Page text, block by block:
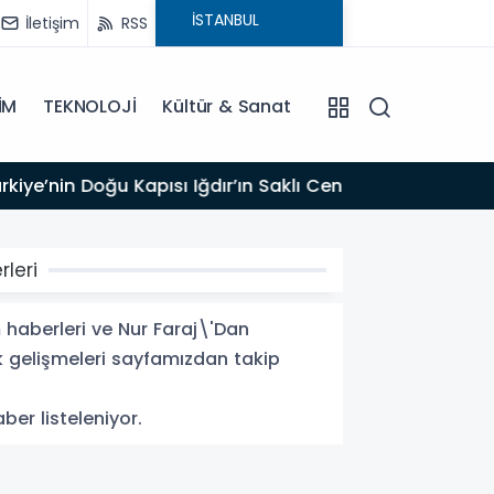
İletişim RSS
TEKNOLOJİ Kültür & Sanat
ve Nur Faraj\'Dan
sayfamızdan takip
listeleniyor.